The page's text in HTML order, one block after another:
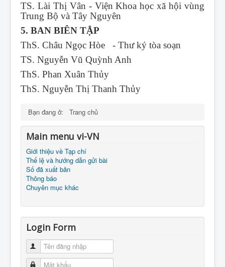
TS. Lài Thị Vân - Viện Khoa học xã hội vùng
Trung Bộ và Tây Nguyên
5. BAN BIÊN TẬP
ThS. Châu Ngọc Hòe - Thư ký tòa soạn
TS. Nguyễn Vũ Quỳnh Anh
ThS. Phan Xuân Thủy
ThS. Nguyễn Thị Thanh Thủy
Bạn đang ở: Trang chủ
Main menu vi-VN
Giới thiệu về Tạp chí
Thể lệ và hướng dẫn gửi bài
Số đã xuất bản
Thông báo
Chuyên mục khác
Login Form
Tên đăng nhập
Mật khẩu